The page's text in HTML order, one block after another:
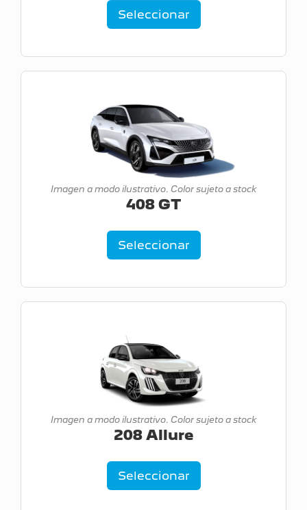
Seleccionar
Imagen a modo ilustrativo. Color sujeto a stock
408 GT
Seleccionar
Imagen a modo ilustrativo. Color sujeto a stock
208 Allure
Seleccionar